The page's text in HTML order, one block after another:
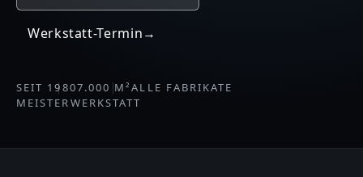
Werkstatt-Termin→
SEIT 19807.000 M²ALLE FABRIKATE
MEISTERWERKSTATT